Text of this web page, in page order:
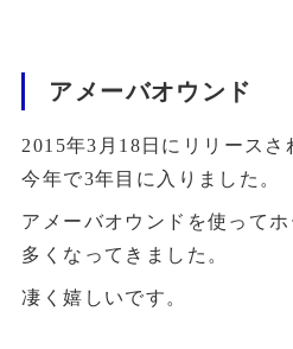
アメーバオウンド
2015年3月18日にリリースさ
今年で3年目に入りました。
アメーバオウンドを使って
多くなってきました。
凄く嬉しいです。